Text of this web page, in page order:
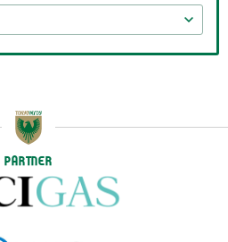
PARTNER